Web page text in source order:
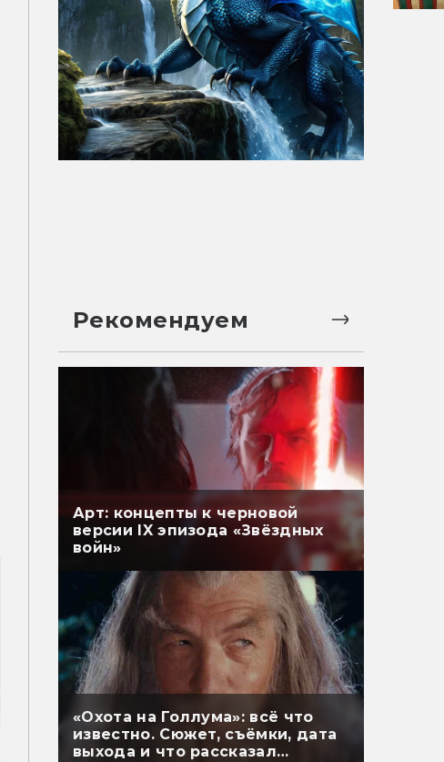
Рекомендуем
Арт: концепты к черновой
версии IX эпизода «Звёздных
войн»
«Охота на Голлума»: всё что
известно. Сюжет, съёмки, дата
выхода и что рассказал